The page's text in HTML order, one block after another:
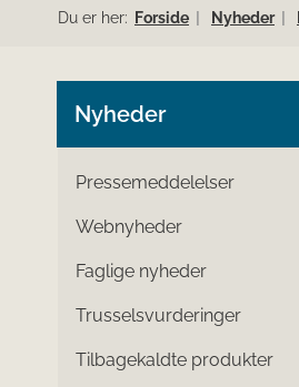
Du er her: Forside Nyheder
Nyheder
Pressemeddelelser
Webnyheder
Faglige nyheder
Trusselsvurderinger
Tilbagekaldte produkter